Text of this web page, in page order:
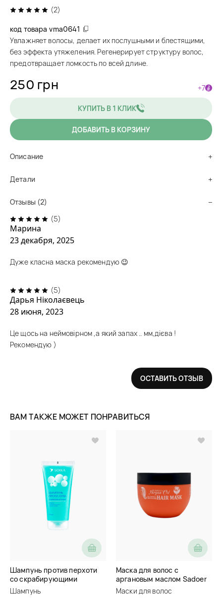
(2)
код товара vma0641
Увлажняет волосы, делает их послушными и блестящими,
без эффекта утяжеления. Регенерирует структуру волос,
предотвращает ломкость по всей длине.
250 грн +7
КУПИТЬ В 1 КЛИК
ДОБАВИТЬ В КОРЗИНУ
Описание
Детали
Отзывы (2)
(5)
Марина
23 декабря, 2025
Дуже класна маска рекомендую 😉
(5)
Дарья Ніколаєвець
28 июня, 2023
Це щось на неймовірном ,а який запах .. мм,дієва !
Рекомендую )
ОСТАВИТЬ ОТЗЫВ
ВАМ ТАКЖЕ МОЖЕТ ПОНРАВИТЬСЯ
Шампунь против перхоти
со скрабирующими
частицами Soika
Шампунь
Маска для волос с
аргановым маслом Sadoer
Morocco Argan Oil Hair Mask
Маски для волос